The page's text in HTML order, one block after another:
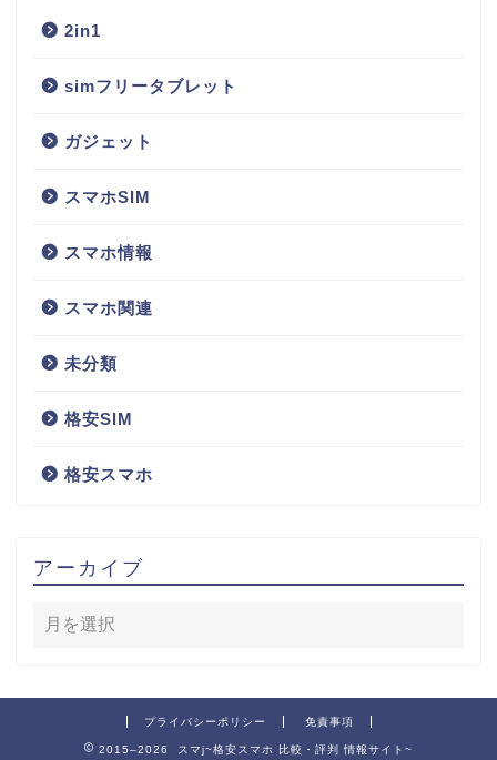
2in1
simフリータブレット
ガジェット
スマホSIM
スマホ情報
スマホ関連
未分類
格安SIM
格安スマホ
アーカイブ
プライバシーポリシー 免責事項
2015–2026 スマj~格安スマホ 比較・評判 情報サイト~